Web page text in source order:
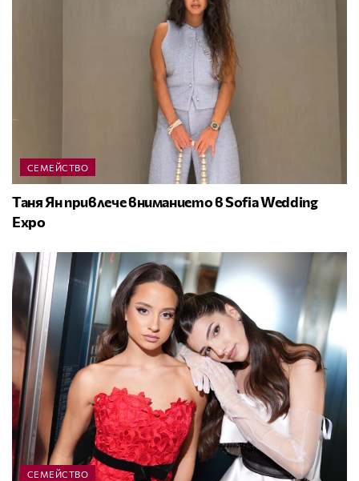
СЕМЕЙСТВО
Таня Ян привлече вниманието в Sofia Wedding
Expo
СЕМЕЙСТВО